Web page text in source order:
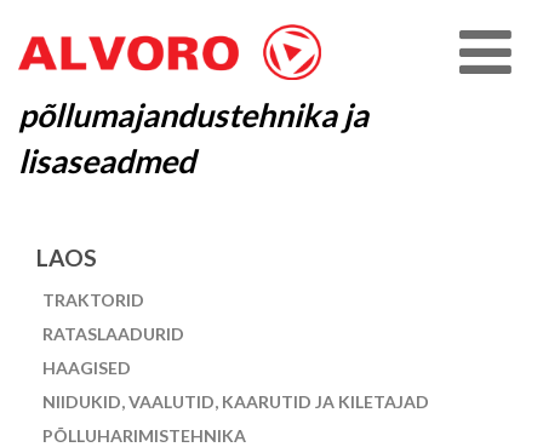
põllumajandustehnika ja
lisaseadmed
LAOS
TRAKTORID
RATASLAADURID
HAAGISED
NIIDUKID, VAALUTID, KAARUTID JA KILETAJAD
PÕLLUHARIMISTEHNIKA